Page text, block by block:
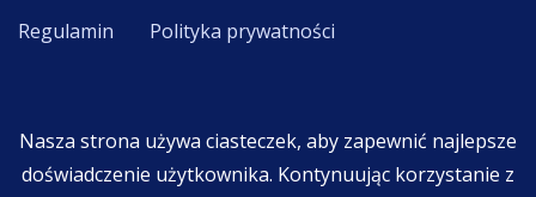
Nasza strona używa ciasteczek, aby zapewnić najlepsze
doświadczenie użytkownika. Kontynuując korzystanie z
Regulamin Polityka prywatności
F.K.R. TOMI Tomasz Chmielewski .